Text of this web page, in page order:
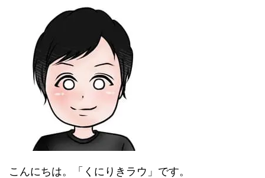
こんにちは。「くにりきラウ」です。